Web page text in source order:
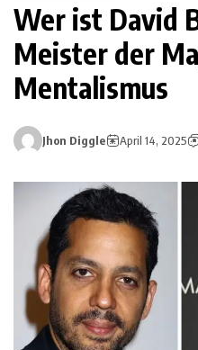
Wer ist David
Meister der
Mentalismus
Jhon Diggle April 14, 2025